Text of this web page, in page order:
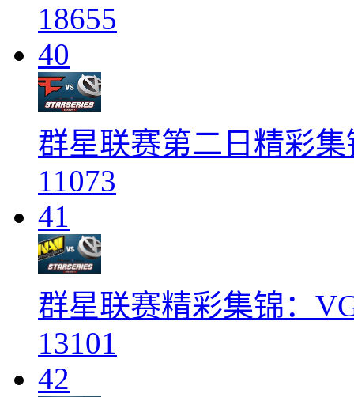
18655
40
群星联赛第二日精彩集
11073
41
群星联赛精彩集锦：
13101
42